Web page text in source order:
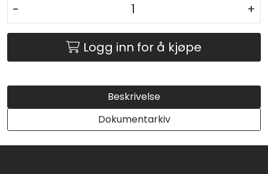
- +
Logg inn for å kjøpe
Beskrivelse
Dokumentarkiv